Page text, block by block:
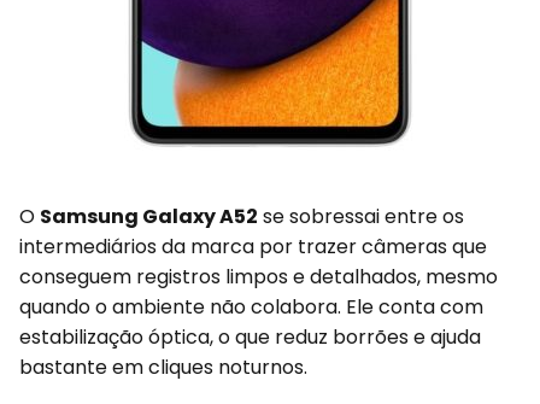
O Samsung Galaxy A52 se sobressai entre os
intermediários da marca por trazer câmeras que
conseguem registros limpos e detalhados, mesmo
quando o ambiente não colabora. Ele conta com
estabilização óptica, o que reduz borrões e ajuda
bastante em cliques noturnos.